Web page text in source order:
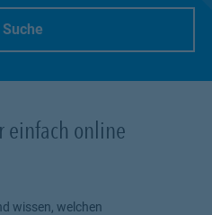
einfach online
wissen, welchen